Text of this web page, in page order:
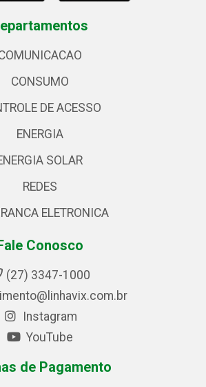
CONSUMO
DE ACESSO
ENERGIA
SOLAR
REDES
ELETRONICA
Conosco
(27) 3347-1000
Instagram
YouTube
de Pagamento